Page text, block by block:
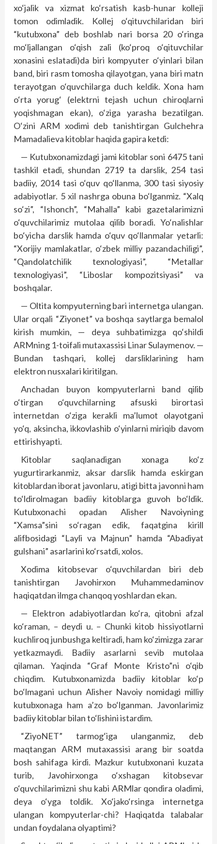
xo‘jalik va xizmat ko‘rsatish kasb-hunar kolleji
tomon odimladik. Kollej o‘qituvchilaridan biri
“kutubxona” deb boshlab nari borsa 20 o‘ringa
mo‘ljallangan o‘qish zali (ko‘proq o‘qituvchilar
xonasini eslatadi)da biri kompyuter o‘yinlari bilan
band, biri rasm tomosha qilayotgan, yana biri matn
terayotgan o‘quvchilarga duch keldik. Xona ham
o‘rta yorug‘ (elektrni tejash uchun chiroqlarni
yoqishmagan ekan), o‘ziga yarasha bezatilgan.
O‘zini ARM xodimi deb tanishtirgan Gulchehra
Mamadalieva kitoblar haqida gapira ketdi:
— Kutubxonamizdagi jami kitoblar soni 6475 tani
tashkil etadi, shundan 2719 ta darslik, 254 tasi
badiiy, 2014 tasi o‘quv qo‘llanma, 300 tasi siyosiy
adabiyotlar. 5 xil nashrga obuna bo‘lganmiz. “Xalq
so‘zi”, “Ishonch”, “Mahalla” kabi gazetalarimizni
o‘quvchilarimiz mutolaa qilib boradi. Yo‘nalishlar
bo‘yicha darslik hamda o‘quv qo‘llanmalar yetarli:
“Xorijiy mamlakatlar, o‘zbek milliy pazandachiligi”,
“Qandolatchilik texnologiyasi”, “Metallar
texnologiyasi”, “Liboslar kompozitsiyasi” va
boshqalar.
— Oltita kompyuterning bari internetga ulangan.
Ular orqali “Ziyonet” va boshqa saytlarga bemalol
kirish mumkin, — deya suhbatimizga qo‘shildi
ARMning 1-toifali mutaxassisi Linar Sulaymenov. —
Bundan tashqari, kollej darsliklarining ham
elektron nusxalari kiritilgan.
Anchadan buyon kompyuterlarni band qilib
o‘tirgan o‘quvchilarning afsuski birortasi
internetdan o‘ziga kerakli ma’lumot olayotgani
yo‘q, aksincha, ikkovlashib o‘yinlarni miriqib davom
ettirishyapti.
Kitoblar saqlanadigan xonaga ko‘z
yugurtirarkanmiz, aksar darslik hamda eskirgan
kitoblardan iborat javonlaru, atigi bitta javonni ham
to‘ldirolmagan badiiy kitoblarga guvoh bo‘ldik.
Kutubxonachi opadan Alisher Navoiyning
“Xamsa”sini so‘ragan edik, faqatgina kirill
alifbosidagi “Layli va Majnun” hamda “Abadiyat
gulshani” asarlarini ko‘rsatdi, xolos.
Xodima kitobsevar o‘quvchilardan biri deb
tanishtirgan Javohirxon Muhammedaminov
haqiqatdan ilmga chanqoq yoshlardan ekan.
— Elektron adabiyotlardan ko‘ra, qitobni afzal
ko‘raman, – deydi u. – Chunki kitob hissiyotlarni
kuchliroq junbushga keltiradi, ham ko‘zimizga zarar
yetkazmaydi. Badiiy asarlarni sevib mutolaa
qilaman. Yaqinda “Graf Monte Kristo”ni o‘qib
chiqdim. Kutubxonamizda badiiy kitoblar ko‘p
bo‘lmagani uchun Alisher Navoiy nomidagi milliy
kutubxonaga ham a’zo bo‘lganman. Javonlarimiz
badiiy kitoblar bilan to‘lishini istardim.
“ZiyoNET” tarmog‘iga ulanganmiz, deb
maqtangan ARM mutaxassisi arang bir soatda
bosh sahifaga kirdi. Mazkur kutubxonani kuzata
turib, Javohirxonga o‘xshagan kitobsevar
o‘quvchilarimizni shu kabi ARMlar qondira oladimi,
deya o‘yga toldik. Xo‘jako‘rsinga internetga
ulangan kompyuterlar-chi? Haqiqatda talabalar
undan foydalana olyaptimi?